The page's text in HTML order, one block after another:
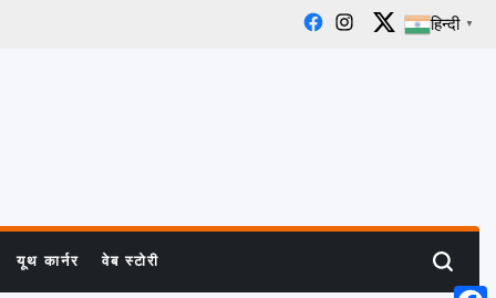
Facebook
Instagram
X हिन्दी ▼
यूथ कार्नर वेब स्टोरी Search